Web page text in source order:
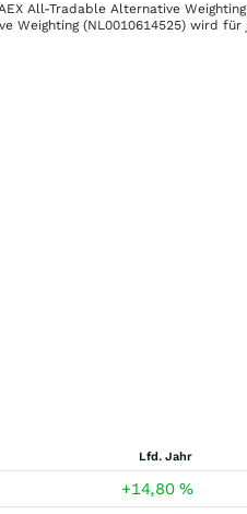
All-Tradable Alternative Weighting
Weighting (NL0010614525) wird für
Lfd. Jahr
+14,80%